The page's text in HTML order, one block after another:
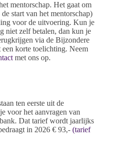
mentorschap. Het gaat om
start van het mentorschap)
voor de uitvoering. Kun je
niet zelf betalen, dan kun je
via de Bijzondere
korte toelichting. Neem
met ons op.
ten eerste uit de
voor het aanvragen van
Dat tarief wordt jaarlijks
in 2026 € 93,- (tarief